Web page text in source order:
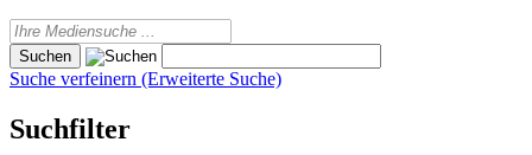
Suche verfeinern (Erweiterte Suche)
Suchfilter